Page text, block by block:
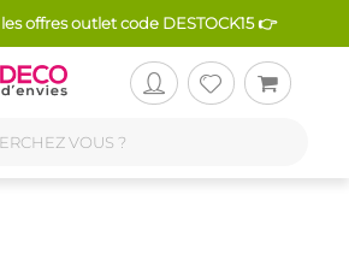
les offres outlet code DESTOCK15 👉